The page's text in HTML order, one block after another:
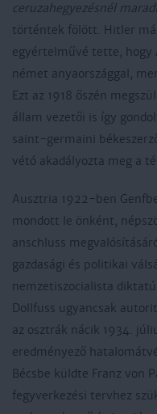
ceruzahegyezésnél
történtek fölött. Hitler
egyértelművé tette, hogy
német anyaországgal,
Ezt az 1918 őszén
állam vezetői is így
saint-germaini
vétó akadályozta meg a
Ausztria 1922-ben
mondott le önként,
anschluss
gazdasági és politikai
nemzetiszocialista
Dollfuss ugyancsak
az osztrák nácik 1934.
eredményező
Bécsbe küldte Franz von
fegyverkezési tervhez